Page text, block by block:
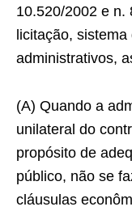
10.520/2002 e n.
licitação,
administrativos,
(A) Quando a
unilateral do
propósito de
público, não se
cláusulas